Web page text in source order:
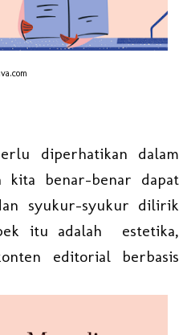
diperhatikan dalam
kita benar-benar dapat
syukur-syukur dilirik
itu adalah estetika,
editorial berbasis